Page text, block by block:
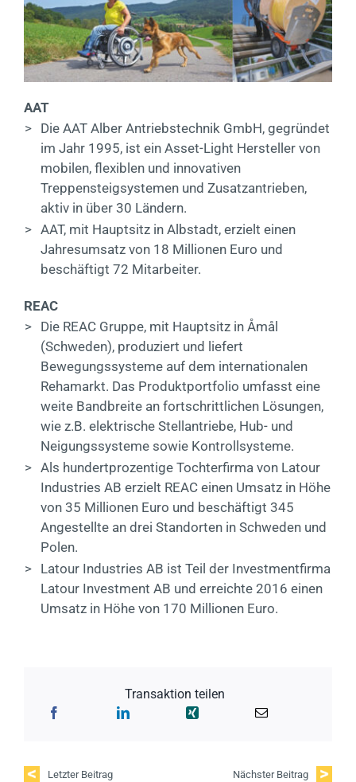
AAT
>
Die AAT Alber Antriebstechnik GmbH, gegründet
im Jahr 1995, ist ein Asset-Light Hersteller von
mobilen, flexiblen und innovativen
Treppensteigsystemen und Zusatzantrieben,
aktiv in über 30 Ländern.
> AAT, mit Hauptsitz in Albstadt, erzielt einen
Jahresumsatz von 18 Millionen Euro und
beschäftigt 72 Mitarbeiter.
REAC
>
Die REAC Gruppe, mit Hauptsitz in Åmål
(Schweden), produziert und liefert
Bewegungssysteme auf dem internationalen
Rehamarkt. Das Produktportfolio umfasst eine
weite Bandbreite an fortschrittlichen Lösungen,
wie z.B. elektrische Stellantriebe, Hub- und
Neigungssysteme sowie Kontrollsysteme.
> Als hundertprozentige Tochterfirma von Latour
Industries AB erzielt REAC einen Umsatz in Höhe
von 35 Millionen Euro und beschäftigt 345
Angestellte an drei Standorten in Schweden und
Polen.
>
Latour Industries AB ist Teil der Investmentfirma
Latour Investment AB und erreichte 2016 einen
Umsatz in Höhe von 170 Millionen Euro.
Transaktion teilen
Letzter Beitrag Nächster Beitrag